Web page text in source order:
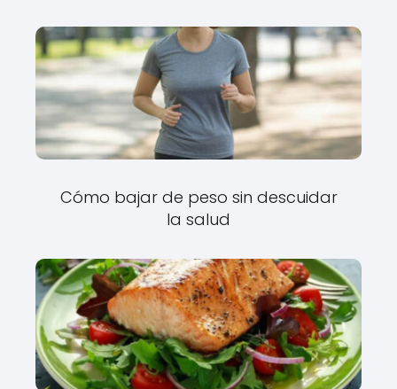
Cómo bajar de peso sin descuidar
la salud